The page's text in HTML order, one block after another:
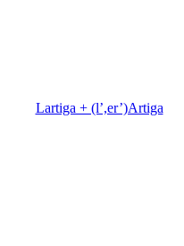
Lartiga + (l’,er’)Artiga